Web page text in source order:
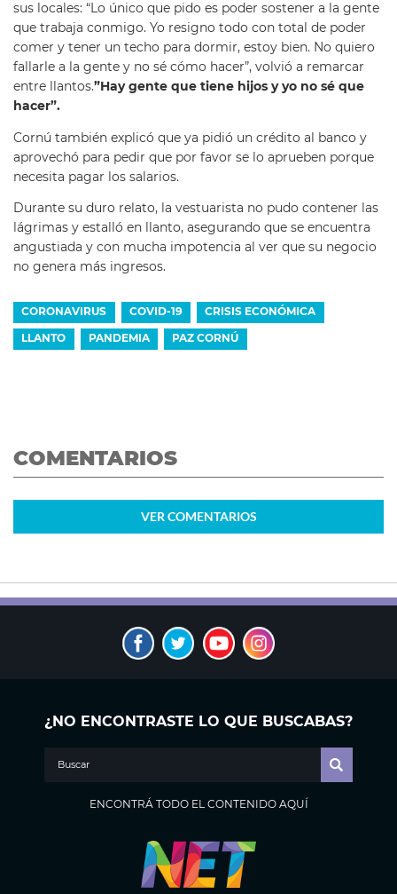
sus locales: “Lo único que pido es poder sostener a la gente
que trabaja conmigo. Yo resigno todo con total de poder
comer y tener un techo para dormir, estoy bien. No quiero
fallarle a la gente y no sé cómo hacer”, volvió a remarcar
entre llantos.”Hay gente que tiene hijos y yo no sé que
hacer”.
Cornú también explicó que ya pidió un crédito al banco y
aprovechó para pedir que por favor se lo aprueben porque
necesita pagar los salarios.
Durante su duro relato, la vestuarista no pudo contener las
lágrimas y estalló en llanto, asegurando que se encuentra
angustiada y con mucha impotencia al ver que su negocio
no genera más ingresos.
CORONAVIRUS COVID-19 CRISIS ECONÓMICA
LLANTO PANDEMIA PAZ CORNÚ
COMENTARIOS
VER COMENTARIOS
¿NO ENCONTRASTE LO QUE BUSCABAS?
ENCONTRÁ TODO EL CONTENIDO AQUÍ